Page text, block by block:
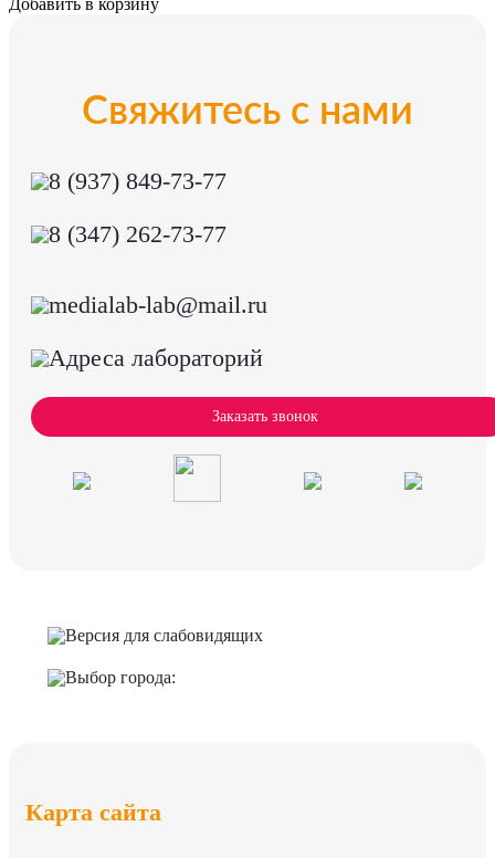
Свяжитесь с нами
8 (937) 849-73-77
8 (347) 262-73-77
medialab-lab@mail.ru
Адреса лабораторий
Заказать звонок
Версия для слабовидящих
Выбор города:
Карта сайта